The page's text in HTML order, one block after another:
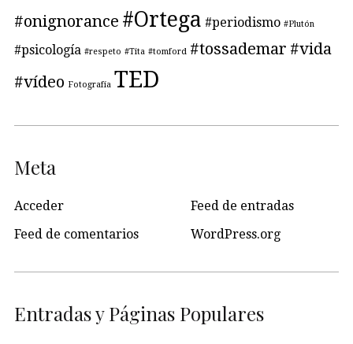
#onignorance #Ortega #periodismo #Plutón
#psicología #respeto #Tita #tomford #tossademar #vida
#vídeo Fotografía TED
Meta
Acceder
Feed de entradas
Feed de comentarios
WordPress.org
Entradas y Páginas Populares